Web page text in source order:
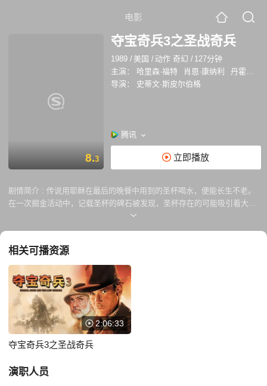
电影
8.3
夺宝奇兵3之圣战奇兵
1989 / 美国 / 动作 奇幻 / 127分钟
主演：
哈里森·福特 肖恩·康纳利
丹霍姆·艾略特
导演：
史蒂文·斯皮尔伯格
腾讯
立即播放
剧情简介 : 传说用耶稣在最后的晚餐中用到的圣杯喝水，便能长生不老。
在一次掘金活动中，记载圣杯的碑石被发现，圣杯存在的可能吸引着大批
的疯狂的人展开寻找。印第安纳琼斯博士（Harrison Ford饰）也是他们中
先约好的史奈达博士（Alison Doody饰）会面，他们在图书馆里凭线索找
到圣盾后，却开始遭到莫名的来自十字剑兄弟的追杀。 一番波折后，
琼斯终于找到了老琼斯，同时，史奈达的纳粹身份暴露，笔记被抢走。圣
杯随时都有可能落入纳粹的手中。 于是，琼斯父子俩开始联袂上演拯
救圣杯的精彩大戏！
相关可播资源
2:06:33
夺宝奇兵3之圣战奇兵
演职人员